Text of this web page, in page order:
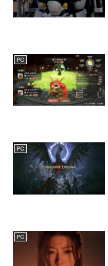
PC
PC
PC